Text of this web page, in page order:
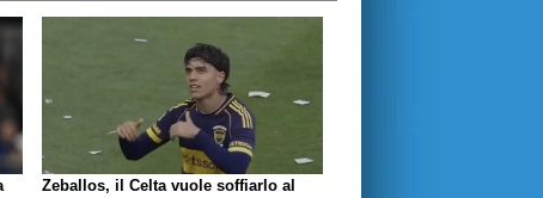
Zeballos, il Celta vuole soffiarlo al